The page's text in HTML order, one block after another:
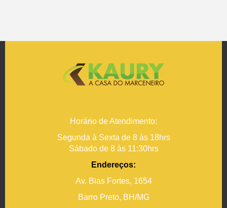
Horário de Atendimento:
Segunda à Sexta de 8 às 18hrs
Sábado de 8 às 11:30hrs
Endereços:
Av. Bias Fortes, 1654
Barro Preto, BH/MG